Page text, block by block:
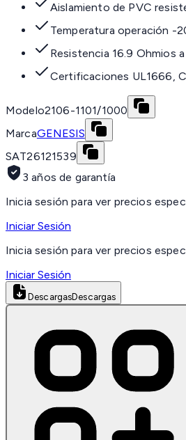
Aislamiento de PVC
Temperatura operación -
Resistencia 16.9 Ohmios
Certificaciones UL1666,
Modelo2106-1101/1000
MarcaGENESIS
SAT26121539
3 años de garantía
Inicia sesión para ver precios
Iniciar Sesión
Inicia sesión para ver precios
Iniciar Sesión
DescargasDescargas